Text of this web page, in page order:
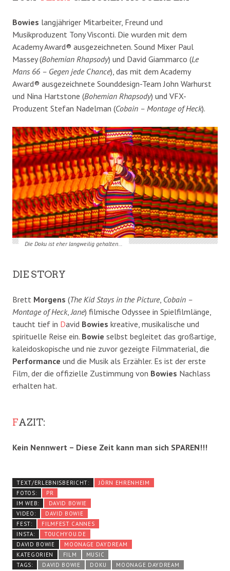
Bowies langjähriger Mitarbeiter, Freund und
Musikproduzent Tony Visconti. Die wurden mit dem
Academy Award® ausgezeichneten. Sound Mixer Paul
Massey (Bohemian Rhapsody) und David Giammarco (Le
Mans 66 – Gegen jede Chance), das mit dem Academy
Award® ausgezeichnete Sounddesign-Team John Warhurst
und Nina Hartstone (Bohemian Rhapsody) und VFX-
Produzent Stefan Nadelman (Cobain – Montage of Heck).
Die Doku ist eher langweilig gehalten…
DIE STORY
Brett Morgens (The Kid Stays in the Picture, Cobain –
Montage of Heck, Jane) filmische Odyssee in Spielfilmlänge,
taucht tief in David Bowies kreative, musikalische und
spirituelle Reise ein. Bowie selbst begleitet das großartige,
kaleidoskopische und nie zuvor gezeigte Filmmaterial, die
Performance und die Musik als Erzähler. Es ist der erste
Film, der die offizielle Zustimmung von Bowies Nachlass
erhalten hat.
FAZIT:
Kein Nennwert – Diese Zeit kann man sich SPAREN!!!
TEXT/ERLEBNISBERICHT:
JÖRN EHRENHEIM
FOTOS:
PR
IM WEB:
DAVID BOWIE
VIDEO:
DAVID BOWIE
FEST:
FILMFEST CANNES
INSTA:
TOUCHYOU.DE
DAVID BOWIE
MOONAGE DAYDREAM
KATEGORIEN
FILM
MUSIC
TAGS:
DAVID BOWIE DOKU MOONAGE DAYDREAM